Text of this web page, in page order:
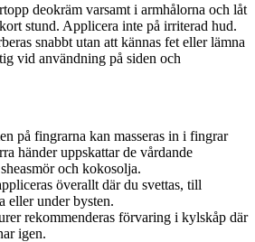
deokräm varsamt i armhålorna och låt
stund. Applicera inte på irriterad hud.
snabbt utan att kännas fet eller lämna
vid användning på siden och
på fingrarna kan masseras in i fingrar
händer uppskattar de vårdande
och kokosolja.
överallt där du svettas, till
eller under bysten.
rekommenderas förvaring i kylskåp där
igen.